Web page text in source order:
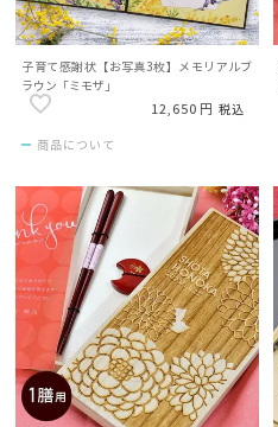
子育て感謝状【お写真3枚】メモリアルブ
ラウン「ミモザ」
12,650 税込
商品について